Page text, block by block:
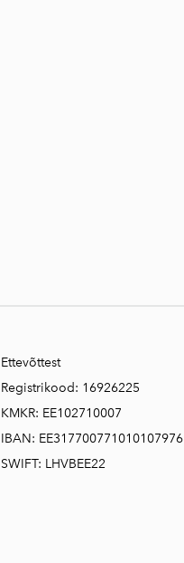
Ettevõttest
Registrikood: 16926225
KMKR: EE102710007
IBAN: EE317700771010107976
SWIFT: LHVBEE22